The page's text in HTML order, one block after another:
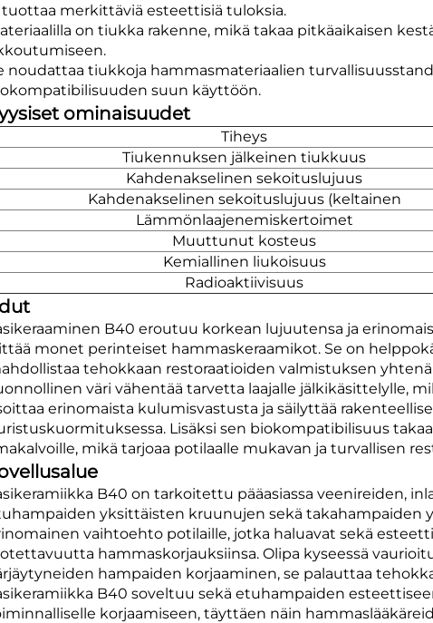
tuottaa merkittäviä esteettisiä tuloksia.
on tiukka rakenne, mikä takaa pitkäaikaisen
noudattaa tiukkoja hammasmateriaalien
suun käyttöön.
ominaisuudet
Tiheys
Tiukennuksen jälkeinen tiukkuus
Kahdenakselinen sekoituslujuus
Kahdenakselinen sekoituslujuus (keltainen
Lämmönlaajenemiskertoimet
Muuttunut kosteus
Kemiallinen liukoisuus
Radioaktiivisuus
B40 eroutuu korkean lujuutensa ja
monet perinteiset hammaskeraamikot. Se on
tehokkaan restoraatioiden valmistuksen
väri vähentää tarvetta laajalle jälkikäsittelylle,
erinomaista kulumisvastusta ja säilyttää
Lisäksi sen biokompatibilisuus
mikä tarjoaa potilaalle mukavan ja turvallisen
B40 on tarkoitettu pääasiassa veenireiden,
yksittäisten kruunujen sekä takahampaiden
vaihtoehto potilaille, jotka haluavat sekä
hammaskorjauksiinsa. Olipa kyseessä
hampaiden korjaaminen, se palauttaa
B40 soveltuu sekä etuhampaiden
korjaamiseen, täyttäen näin